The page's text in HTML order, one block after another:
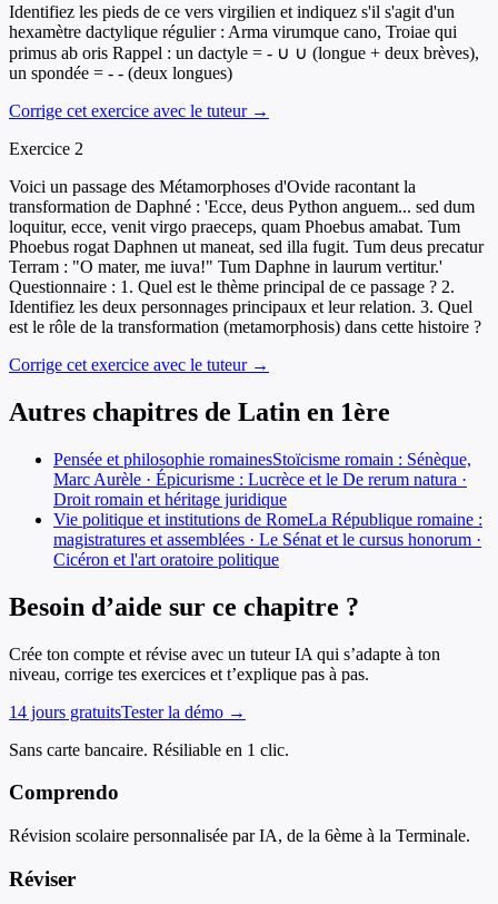
Identifiez les pieds de ce vers virgilien et indiquez s'il s'agit d'un
hexamètre dactylique régulier : Arma virumque cano, Troiae qui
primus ab oris Rappel : un dactyle = - ∪ ∪ (longue + deux brèves),
un spondée = - - (deux longues)
Corrige cet exercice avec le tuteur →
Exercice 2
Voici un passage des Métamorphoses d'Ovide racontant la
transformation de Daphné : 'Ecce, deus Python anguem... sed dum
loquitur, ecce, venit virgo praeceps, quam Phoebus amabat. Tum
Phoebus rogat Daphnen ut maneat, sed illa fugit. Tum deus precatur
Terram : "O mater, me iuva!" Tum Daphne in laurum vertitur.'
Questionnaire : 1. Quel est le thème principal de ce passage ? 2.
Identifiez les deux personnages principaux et leur relation. 3. Quel
est le rôle de la transformation (metamorphosis) dans cette histoire ?
Corrige cet exercice avec le tuteur →
Autres chapitres de Latin en 1ère
Pensée et philosophie romainesStoïcisme romain : Sénèque,
Marc Aurèle · Épicurisme : Lucrèce et le De rerum natura ·
Droit romain et héritage juridique
Vie politique et institutions de RomeLa République romaine :
magistratures et assemblées · Le Sénat et le cursus honorum ·
Cicéron et l'art oratoire politique
Besoin d’aide sur ce chapitre ?
Crée ton compte et révise avec un tuteur IA qui s’adapte à ton
niveau, corrige tes exercices et t’explique pas à pas.
14 jours gratuitsTester la démo →
Sans carte bancaire. Résiliable en 1 clic.
Comprendo
Révision scolaire personnalisée par IA, de la 6ème à la Terminale.
Réviser